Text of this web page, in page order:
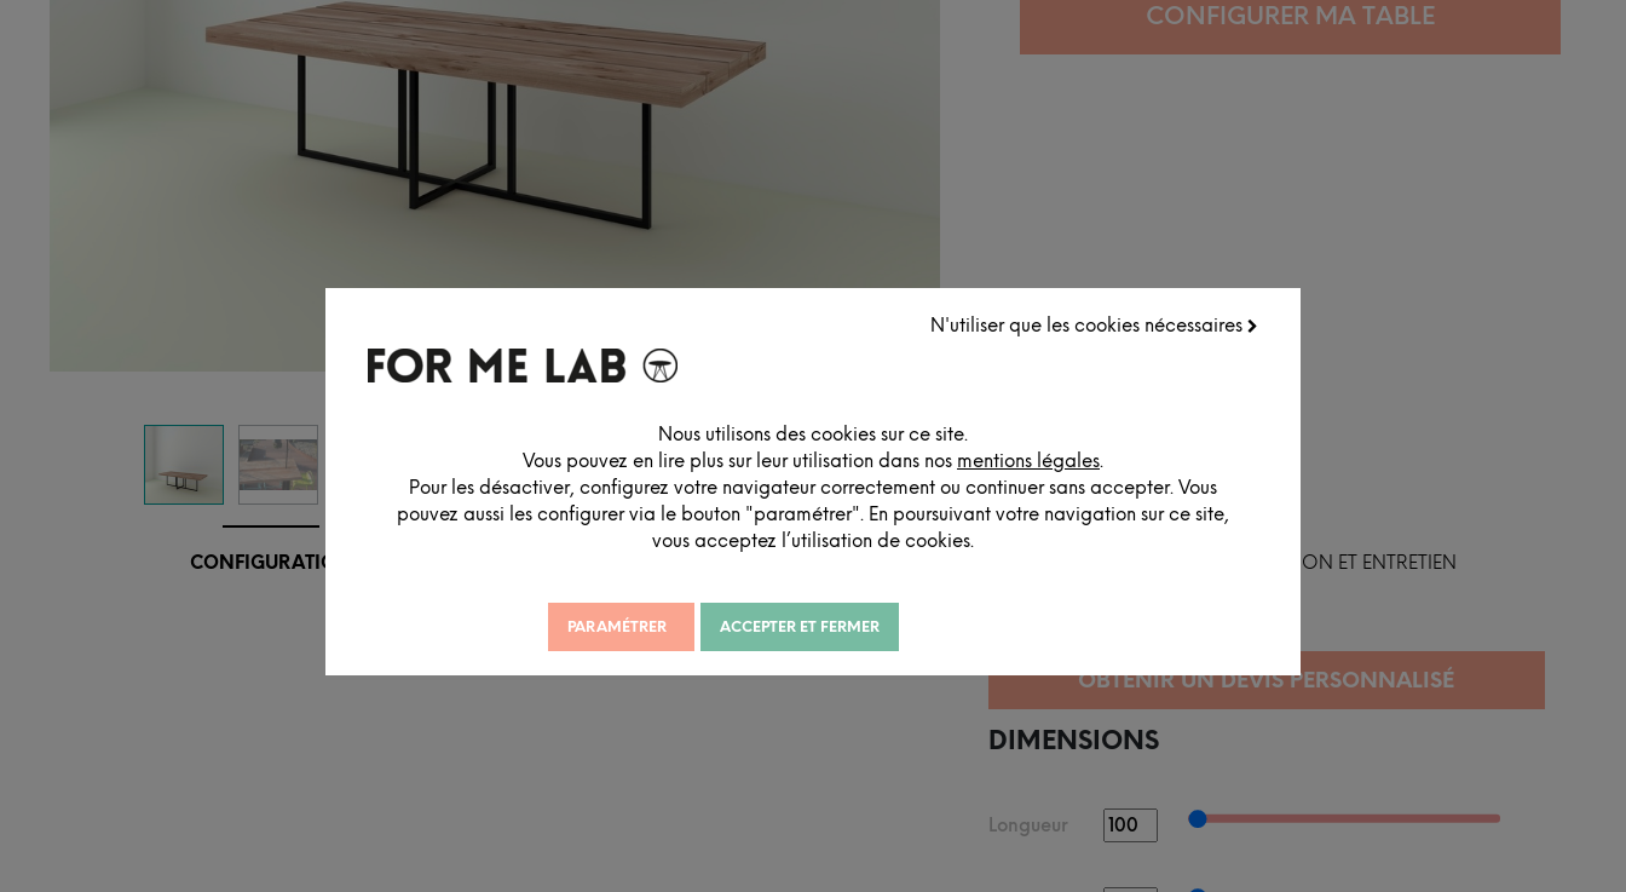
N'utiliser que les cookies nécessaires
Nous utilisons des cookies sur ce site.
Vous pouvez en lire plus sur leur utilisation dans nos mentions légales.
Pour les désactiver, configurez votre navigateur correctement ou continuer sans accepter. Vous
pouvez aussi les configurer via le bouton "paramétrer". En poursuivant votre navigation sur ce site,
vous acceptez l’utilisation de cookies.
PARAMÉTRER ACCEPTER ET FERMER
CONFIGURER MA TABLE
CONFIGURATION FINITION ET ENTRETIEN
DIMENSIONS
Longueur